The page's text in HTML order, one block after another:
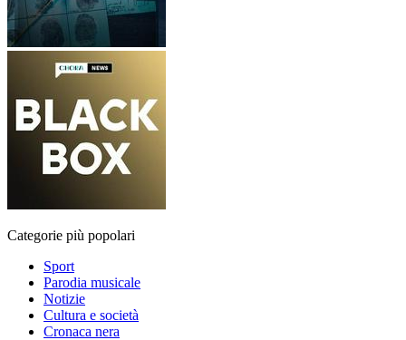
Categorie più popolari
Sport
Parodia musicale
Notizie
Cultura e società
Cronaca nera